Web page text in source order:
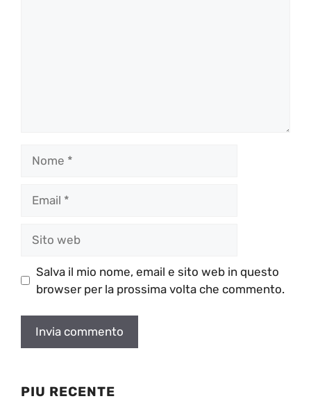
web
Salva il mio nome, email e sito web in questo
browser per la prossima volta che commento.
PIU RECENTE